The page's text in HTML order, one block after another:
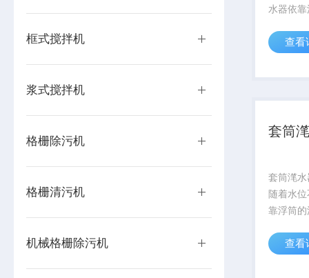
框式搅拌机
浆式搅拌机
格栅除污机
格栅清污机
机械格栅除污机
水器依
上，当
查看
套筒
套筒滗
随着水
靠浮筒
内开始
查看